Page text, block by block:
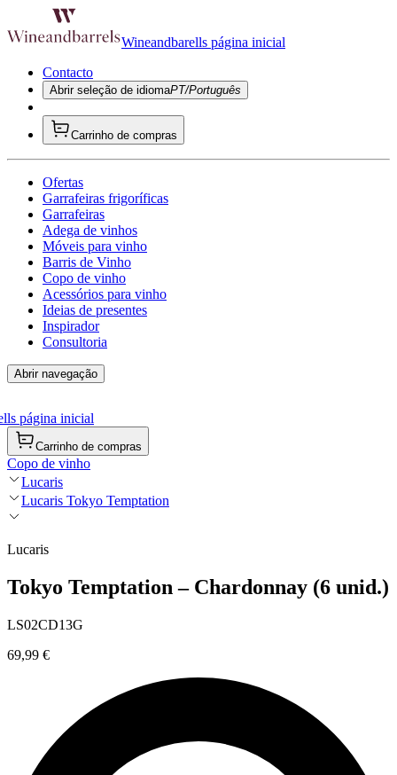
Wineandbarells página inicial
Contacto
Abrir seleção de idiomaPT/Português
Carrinho de compras
Ofertas
Garrafeiras frigoríficas
Garrafeiras
Adega de vinhos
Móveis para vinho
Barris de Vinho
Copo de vinho
Acessórios para vinho
Ideias de presentes
Inspirador
Consultoria
Abrir navegação
página inicial
Carrinho de compras
Copo de vinho
Lucaris
Lucaris Tokyo Temptation
Lucaris
Tokyo Temptation – Chardonnay (6 unid.)
LS02CD13G
69,99 €